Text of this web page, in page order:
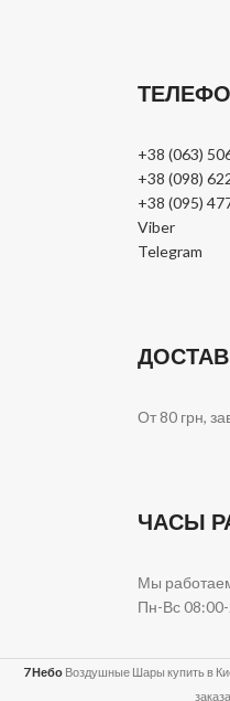
+38 (063)
+38 (098)
+38 (095)
Viber
Telegram
От 80 грн,
ЧАСЫ
Мы
Пн-Вс
7 Небо Воздушные Шары купить в